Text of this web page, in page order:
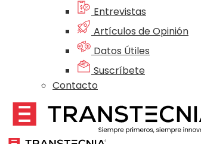
Entrevistas
Artículos de Opinión
Datos Útiles
Suscríbete
Contacto